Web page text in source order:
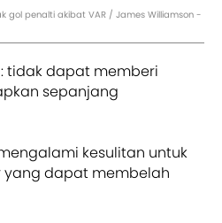
gol penalti akibat VAR / James Williamson -
: tidak dapat memberi
sepanjang
kesulitan untuk
dapat membelah